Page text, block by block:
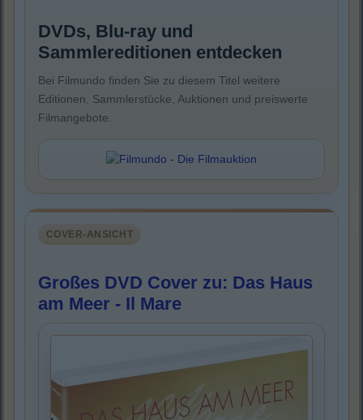
DVDs, Blu-ray und
Sammlereditionen entdecken
Bei Filmundo finden Sie zu diesem Titel weitere
Editionen, Sammlerstücke, Auktionen und preiswerte
Filmangebote.
COVER-ANSICHT
Großes DVD Cover zu: Das Haus
am Meer - Il Mare